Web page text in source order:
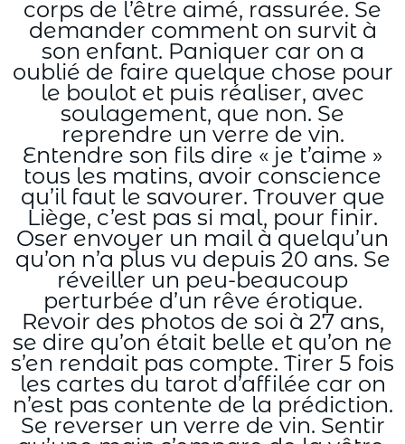
corps de l’être aimé, rassurée. Se
demander comment on survit à
son enfant. Paniquer car on a
oublié de faire quelque chose pour
le boulot et puis réaliser, avec
soulagement, que non. Se
reprendre un verre de vin.
Entendre son fils dire « je t’aime »
tous les matins, avoir conscience
qu’il faut le savourer. Trouver que
Liège, c’est pas si mal, pour finir.
Oser envoyer un mail à quelqu’un
qu’on n’a plus vu depuis 20 ans. Se
réveiller un peu-beaucoup
perturbée d’un rêve érotique.
Revoir des photos de soi à 27 ans,
se dire qu’on était belle et qu’on ne
s’en rendait pas compte. Tirer 5 fois
les cartes du tarot d’affilée car on
n’est pas contente de la prédiction.
Se reverser un verre de vin. Sentir